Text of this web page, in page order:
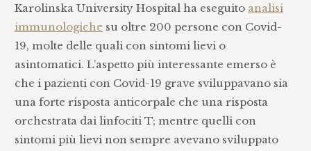
Karolinska University Hospital ha eseguito analisi
immunologiche su oltre 200 persone con Covid-
19, molte delle quali con sintomi lievi o
asintomatici. L’aspetto più interessante emerso è
che i pazienti con Covid-19 grave sviluppavano sia
una forte risposta anticorpale che una risposta
orchestrata dai linfociti T; mentre quelli con
sintomi più lievi non sempre avevano sviluppato